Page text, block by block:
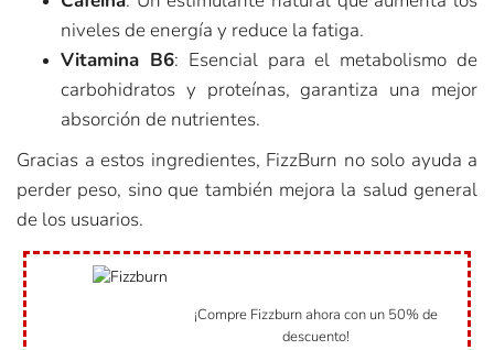
niveles de energía y reduce la fatiga.
Vitamina B6: Esencial para el metabolismo de
carbohidratos y proteínas, garantiza una mejor
absorción de nutrientes.
Gracias a estos ingredientes, FizzBurn no solo ayuda a
perder peso, sino que también mejora la salud general
de los usuarios.
¡Compre Fizzburn ahora con un 50% de
descuento!